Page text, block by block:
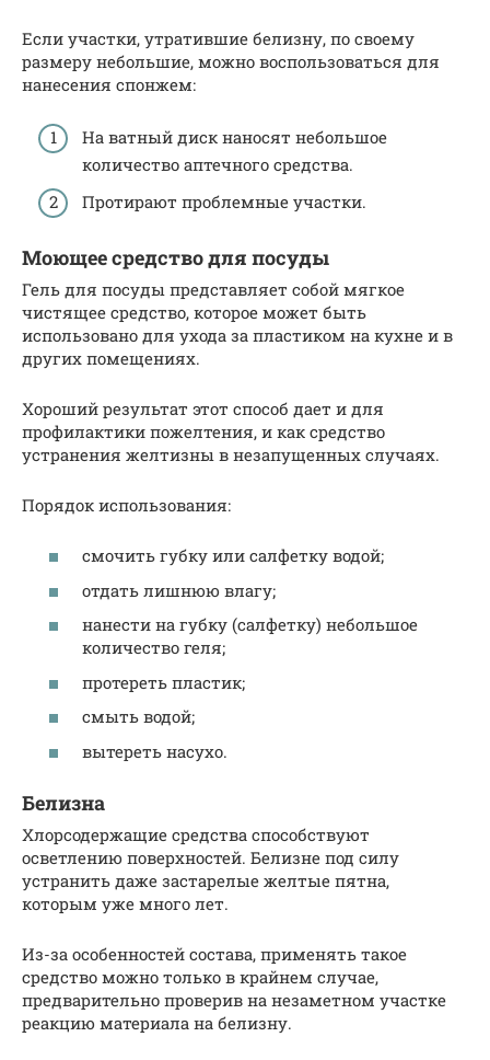
Если участки, утратившие белизну, по своему
размеру небольшие, можно воспользоваться для
нанесения спонжем:
На ватный диск наносят небольшое
количество аптечного средства.
Протирают проблемные участки.
Моющее средство для посуды
Гель для посуды представляет собой мягкое
чистящее средство, которое может быть
использовано для ухода за пластиком на кухне и в
других помещениях.
Хороший результат этот способ дает и для
профилактики пожелтения, и как средство
устранения желтизны в незапущенных случаях.
Порядок использования:
смочить губку или салфетку водой;
отдать лишнюю влагу;
нанести на губку (салфетку) небольшое
количество геля;
протереть пластик;
смыть водой;
вытереть насухо.
Белизна
Хлорсодержащие средства способствуют
осветлению поверхностей. Белизне под силу
устранить даже застарелые желтые пятна,
которым уже много лет.
Из-за особенностей состава, применять такое
средство можно только в крайнем случае,
предварительно проверив на незаметном участке
реакцию материала на белизну.